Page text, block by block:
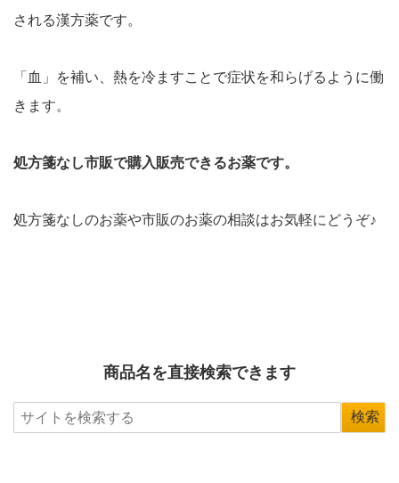
される漢方薬です。
「血」を補い、熱を冷ますことで症状を和らげるように働
きます。
処方箋なし市販で購入販売できるお薬です。
処方箋なしのお薬や市販のお薬の相談はお気軽にどうぞ♪
商品名を直接検索できます